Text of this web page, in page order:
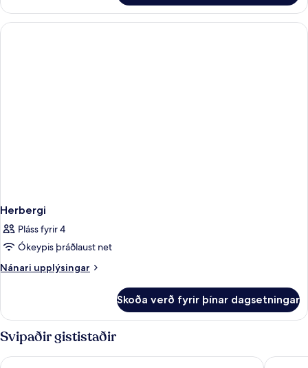
Herbergi
Pláss fyrir 4
Ókeypis þráðlaust net
Nánari upplýsingar
Nánari
Skoða verð fyrir þínar dagsetningar
Svipaðir gististaðir
Hilton Garden Inn Sevilla Hotel